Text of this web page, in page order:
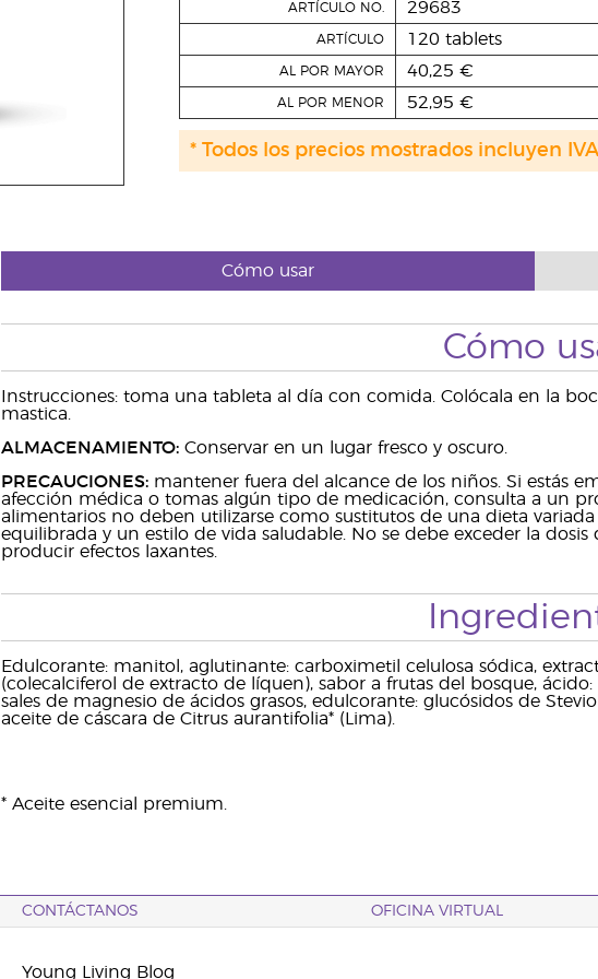
ARTÍCULO NO. 29683
ARTÍCULO 120 tablets
AL POR MAYOR 40,25 €
AL POR MENOR 52,95 €
* Todos los precios mostrados incluyen
Cómo usar
Cómo
Instrucciones: toma una tableta al día con comida. Colócala en la
mastica.
ALMACENAMIENTO:Conservar en un lugar fresco y oscuro.
PRECAUCIONES: mantener fuera del alcance de los niños. Si estás
afección médica o tomas algún tipo de medicación, consulta a un
alimentarios no deben utilizarse como sustitutos de una dieta
equilibrada y un estilo de vida saludable. No se debe exceder la
producir efectos laxantes.
Edulcorante: manitol, aglutinante: carboximetil celulosa sódica,
(colecalciferol de extracto de líquen), sabor a frutas del bosque,
sales de magnesio de ácidos grasos, edulcorante: glucósidos de
aceite de cáscara de Citrus aurantifolia* (Lima).
* Aceite esencial premium.
CONTÁCTANOS OFICINA VIRTUAL
Young Living Blog